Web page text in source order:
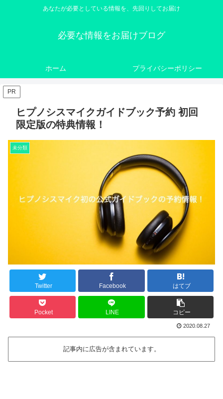
あなたが必要としている情報を、先回りしてお届け
必要な情報をお届けブログ
ホーム プライバシーポリシー
PR
ヒプノシスマイクガイドブック予約 初回
限定版の特典情報！
未分類
Twitter Facebook はてブ
Pocket LINE コピー
2020.08.27
記事内に広告が含まれています。